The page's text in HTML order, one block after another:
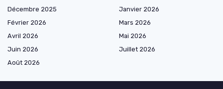
Décembre 2025
Janvier 2026
Février 2026
Mars 2026
Avril 2026
Mai 2026
Juin 2026
Juillet 2026
Août 2026